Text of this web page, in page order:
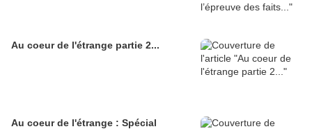
Au coeur de l'étrange partie 2...
Au coeur de l'étrange : Spécial